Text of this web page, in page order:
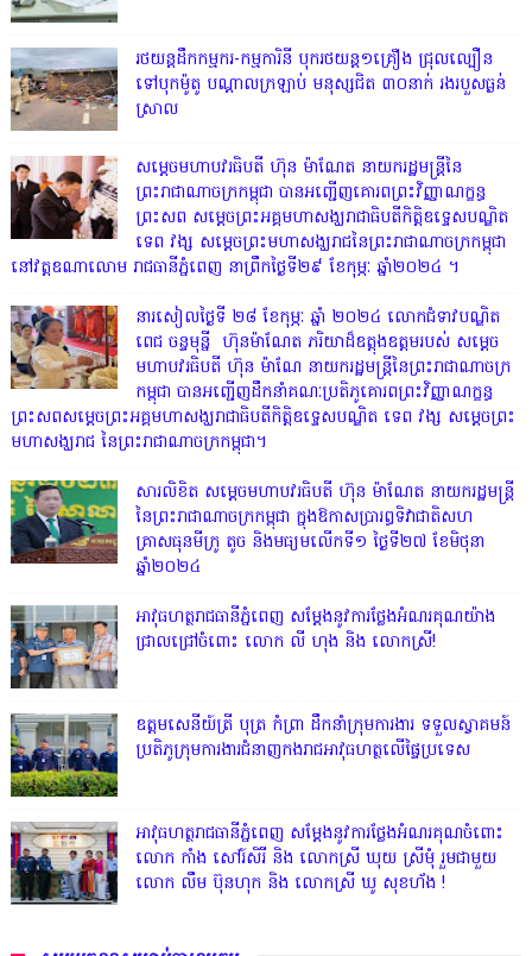
រថយន្តដឹកកម្មករ-កម្មការិនី បុករថយន្ត១គ្រឿង ជ្រុលល្បឿន
ទៅបុកម៉ូតូ បណ្តាលក្រឡាប់ មនុស្សជិត ៣០នាក់ រងរបួសធ្ងន់
ស្រាល
សម្តេចមហាបវរធិបតី ហ៊ុន ម៉ាណែត នាយករដ្ឋមន្ត្រីនៃ
ព្រះរាជាណាចក្រកម្ពុជា បានអញ្ជើញគោរពព្រះវិញ្ញាណក្ខន្ធ
ព្រះសព សម្តេចព្រះអគ្គមហាសង្ឃរាជាធិបតីកិត្តិឧទ្ទេសបណ្ឌិត
ទេព វង្ស សម្តេចព្រះមហាសង្ឃរាជនៃព្រះរាជាណាចក្រកម្ពុជា
នៅវត្តឧណាលោម រាជធានីភ្នំពេញ នាព្រឹកថ្ងៃទី២៩ ខែកុម្ភៈ ឆ្នាំ២០២៤ ។
នារសៀលថ្ងៃទី ២៨ ខែកុម្ភៈ ឆ្នាំ ២០២៤ លោកជំទាវបណ្ឌិត
ពេជ ចន្ទមុន្នី ហ៊ុនម៉ាណែត ភរិយាដ៏ឧត្តុងឧត្តមរបស់ សម្តេច
មហាបវរធិបតី ហ៊ុន ម៉ាណែ នាយករដ្ឋមន្រ្តីនៃព្រះរាជាណាចក្រ
កម្ពុជា បានអញ្ជើញដឹកនាំគណៈប្រតិភូគោរពព្រះវិញ្ញាណក្ខន្ធ
ព្រះសពសម្តេចព្រះអគ្គមហាសង្ឃរាជាធិបតីកិត្តិឧទ្ទេសបណ្ឌិត ទេព វង្ស សម្តេចព្រះ
មហាសង្ឃរាជ នៃព្រះរាជាណាចក្រកម្ពុជា។
សារលិខិត សម្តេចមហាបវរធិបតី ហ៊ុន ម៉ាណែត នាយករដ្ឋមន្ត្រី
នៃព្រះរាជាណាចក្រកម្ពុជា ក្នុងឱកាសប្រារព្ធទិវាជាតិសហ
គ្រាសធុនមីក្រូ តូច និងមធ្យមលើកទី១ ថ្ងៃទី២៧ ខែមិថុនា
ឆ្នាំ២០២៤
អាវុធហត្ថរាជធានីភ្នំពេញ សម្តែងនូវការថ្លែងអំណរគុណយ៉ាង
ជ្រាលជ្រៅចំពោះ លោក លី ហុង និង លោកស្រី!
ឧត្តមសេនីយ៍ត្រី បុត្រ កំព្រា ដឹកនាំក្រុមការងារ ទទួលស្វាគមន៍
ប្រតិភូក្រុមការងារជំនាញកងរាជអាវុធហត្ថលើផ្ទៃប្រទេស
អាវុធហត្ថរាជធានីភ្នំពេញ សម្តែងនូវការថ្លែងអំណរគុណចំពោះ
លោក កាំង សៅរ៍សិរី និង លោកស្រី ឃុយ ស្រីមុំ រួមជាមួយ
លោក លឹម ប៊ុនហុក និង លោកស្រី ឃូ សុខហ័ង !